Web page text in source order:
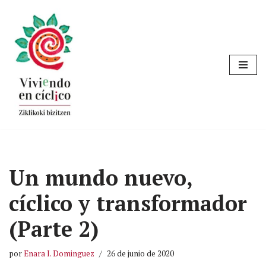
Saltar
al
contenido
Un mundo nuevo,
cíclico y transformador
(Parte 2)
porEnara I. Dominguez 26 de junio de 2020